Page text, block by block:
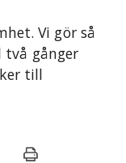
Vi gör så
gånger
till